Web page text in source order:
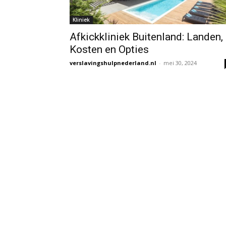
Kliniek
Afkickkliniek Buitenland: Landen,
Kosten en Opties
verslavingshulpnederland.nl - mei 30, 2024